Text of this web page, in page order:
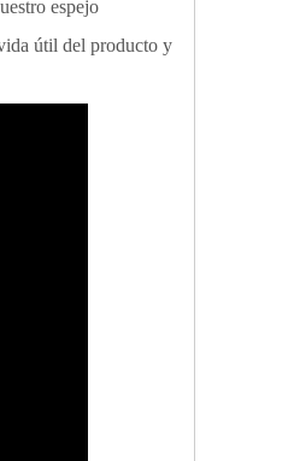
espejo
útil del producto y